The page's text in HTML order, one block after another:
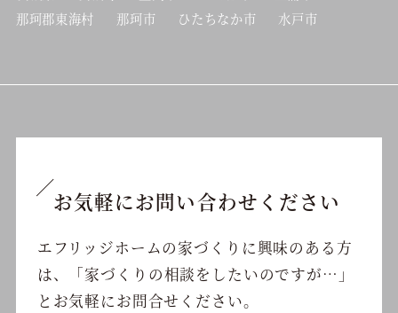
那珂郡東海村
那珂市 ひたちなか市 水戸市
お気軽にお問い合わせください
エフリッジホームの家づくりに興味のある方
は、
「家づくりの相談をしたいのですが…」
と お気軽にお問合せください。